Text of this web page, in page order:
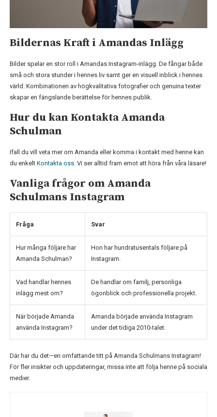
Bildernas Kraft i Amandas Inlägg
Bilder spelar en stor roll i Amandas Instagram-inlägg. De fångar både
små och stora stunder i hennes liv samt ger en visuell inblick i hennes
värld. Kombinationen av högkvalitativa fotografier och genuina texter
skapar en fängslande berättelse för hennes publik.
Hur du kan Kontakta Amanda
Schulman
Ifall du vill veta mer om Amanda eller komma i kontakt med henne kan
du enkelt Kontakta oss . Vi ser alltid fram emot att höra från våra läsare!
Vanliga frågor om Amanda
Schulmans Instagram
Fråga Svar
Hur många följare har
Amanda Schulman?
Hon har hundratusentals följare på
Instagram.
Vad handlar hennes
inlägg mest om?
De handlar om familj, personliga
ögonblick och professionella projekt.
När började Amanda
använda Instagram?
Amanda började använda Instagram
under det tidiga 2010-talet.
Där har du det—en omfattande titt på Amanda Schulmans Instagram!
För fler insikter och uppdateringar, missa inte att följa henne på sociala
medier.